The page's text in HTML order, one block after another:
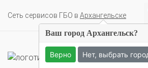
Cеть сервисов ГБО в Архангельске
+7
Ваш город Архангельск?
Верно Нет, выбрать